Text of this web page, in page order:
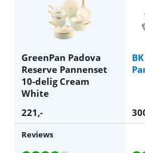
GreenPan Padova
Reserve Pannenset
10-delig Cream
White
221,-
Reviews